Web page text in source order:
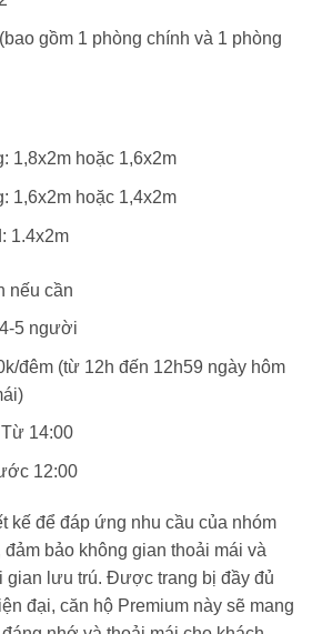
gồm 1 phòng chính và 1 phòng
1,8x2m hoặc 1,6x2m
1,6x2m hoặc 1,4x2m
1.4x2m
nếu cần
5 người
đêm (từ 12h đến 12h59 ngày hôm
Từ 14:00
12:00
kế để đáp ứng nhu cầu của nhóm
bảo không gian thoải mái và
gian lưu trú. Được trang bị đầy đủ
đại, căn hộ Premium này sẽ mang